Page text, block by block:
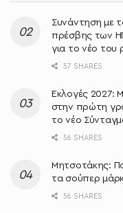
Συνάντηση με
πρέσβης των
για το νέο του
57 SHARES
Εκλογές 2027:
στην πρώτη
το νέο
56 SHARES
Μητσοτάκης:
τα σούπερ
56 SHARES